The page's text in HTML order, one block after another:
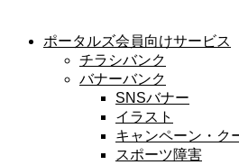
ポータルズ会員向けサービス
チラシバンク
バナーバンク
SNSバナー
イラスト
キャンペーン・ク
スポーツ障害